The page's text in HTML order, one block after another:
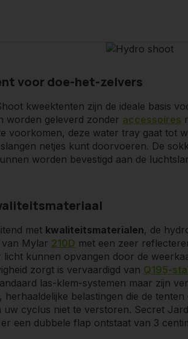
kweektenten zijn te gebruiken
te gebruiken, deze mogelijkheid is
100. Deze mogelijkheid zorgt ervoor
gaat natuurlijk wel ten kosten van de
voor doe-het-zelvers
kweektenten zijn de ideale basis
worden geleverd zonder accessoires
voorkomen, deze water tray gaat tot
netjes kunt doorvoeren. De
worden bevestigd aan de
met kwaliteitsmaterialen, de
van Mylar 210D met een zeer
kunnen opvangen door de
zorgt is vervaardigd van Q195-
las-klem-systemen maar zijn
herhaaldelijke belastingen die de
uw cyclus niet te verstoren. Secret
een dubbele flap ontstaat van 3